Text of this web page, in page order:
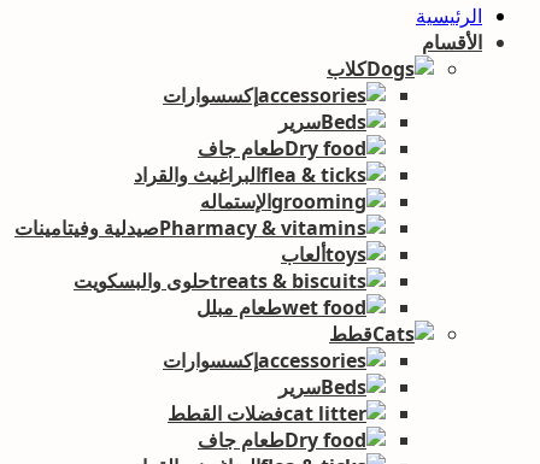
الرئيسية
الأقسام
كلاب
إكسسوارات
سرير
طعام جاف
البراغيث والقراد
الإستماله
صيدلية وفيتامينات
ألعاب
حلوى والبسكويت
طعام مبلل
قطط
إكسسوارات
سرير
فضلات القطط
طعام جاف